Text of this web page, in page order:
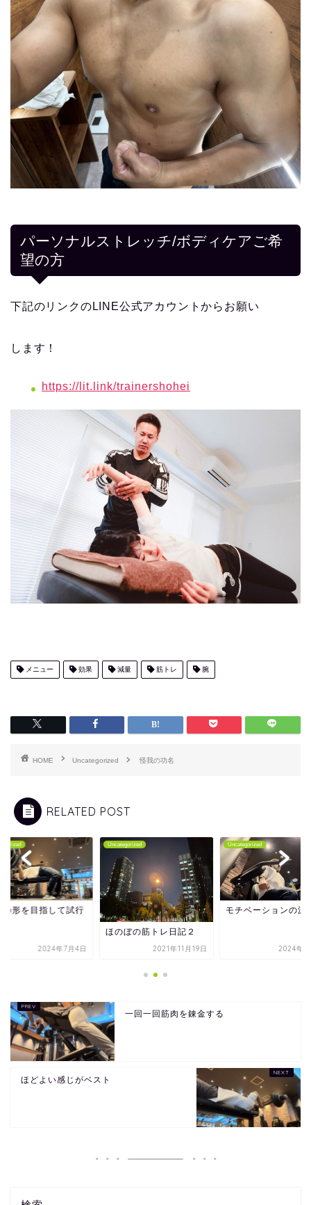
パーソナルストレッチ/ボディケアご希
望の方
下記のリンクのLINE公式アカウントからお願い
します！
https://lit.link/trainershohei
メニュー 効果 減量 筋トレ 腕
HOME Uncategorized 怪我の功名
RELATED POST
の形を目指して試行
2024年7月4日
Uncategorized
ほのぼの筋トレ日記２
2021年11月19日
Uncategorized
モチベーションの源
2024年7
一回一回筋肉を錬金する
ほどよい感じがベスト